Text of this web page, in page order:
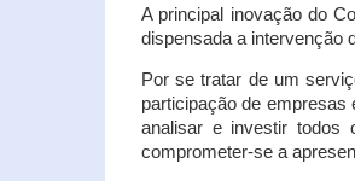
A principal inovação do
dispensada a intervenção
Por se tratar de um
participação de empresas
analisar e investir todos
comprometer-se a